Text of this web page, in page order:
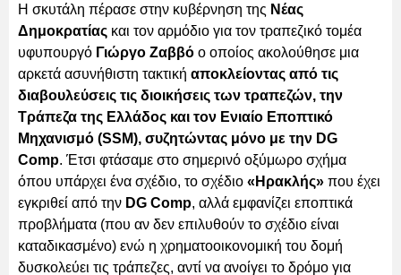
Η σκυτάλη πέρασε στην κυβέρνηση της Νέας
Δημοκρατίας και τον αρμόδιο για τον τραπεζικό τομέα
υφυπουργό Γιώργο Ζαββό ο οποίος ακολούθησε μια
αρκετά ασυνήθιστη τακτική αποκλείοντας από τις
διαβουλεύσεις τις διοικήσεις των τραπεζών, την
Τράπεζα της Ελλάδος και τον Ενιαίο Εποπτικό
Μηχανισμό (SSM), συζητώντας μόνο με την DG
Comp. Έτσι φτάσαμε στο σημερινό οξύμωρο σχήμα
όπου υπάρχει ένα σχέδιο, το σχέδιο «Ηρακλής» που έχει
εγκριθεί από την DG Comp, αλλά εμφανίζει εποπτικά
προβλήματα (που αν δεν επιλυθούν το σχέδιο είναι
καταδικασμένο) ενώ η χρηματοοικονομική του δομή
δυσκολεύει τις τράπεζες, αντί να ανοίγει το δρόμο για